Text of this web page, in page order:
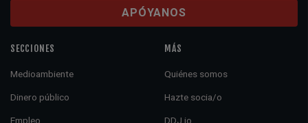
APÓYANOS
SECCIONES
Medioambiente
Dinero público
Empleo
MÁS
Quiénes somos
Hazte socia/o
DDJ.io